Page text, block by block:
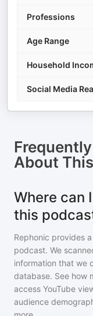
Professions
Age Range
Household
Social Media
About
Where can
this
Rephonic provides
podcast. We
information that we
database. See how
access YouTube
audience